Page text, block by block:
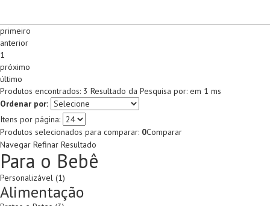
primeiro
anterior
1
próximo
último
Produtos encontrados: 3 Resultado da Pesquisa por: em 1 ms
Ordenar por:
Itens por página:
Produtos selecionados para comparar: 0Comparar
Navegar Refinar Resultado
Para o Bebê
Personalizável (1)
Alimentação